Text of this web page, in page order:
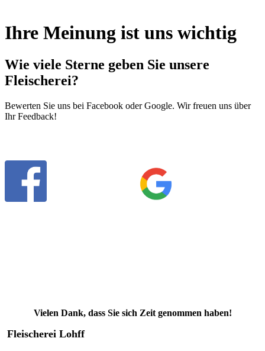
Ihre Meinung ist uns wichtig
Wie viele Sterne geben Sie unsere
Fleischerei?
Bewerten Sie uns bei Facebook oder Google. Wir freuen uns über
Ihr Feedback!
Vielen Dank, dass Sie sich Zeit genommen haben!
Fleischerei Lohff